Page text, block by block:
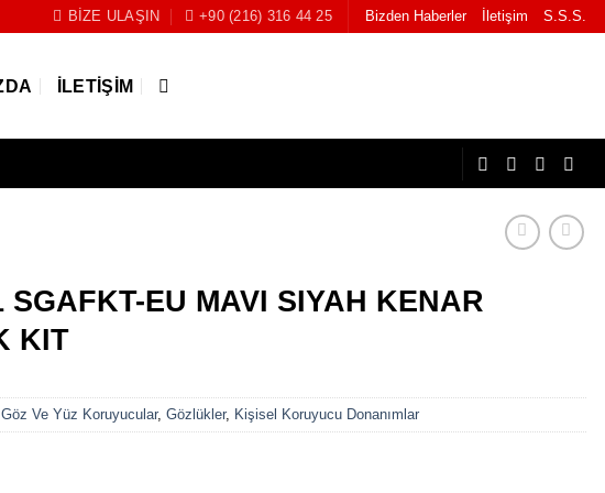
BIZE ULAŞIN +90 (216) 316 44 25 Bizden Haberler İletişim S.S.S.
İLETIŞIM
SGAFKT-EU MAVI SIYAH KENAR
KIT
Göz Ve Yüz Koruyucular,Gözlükler, Kişisel Koruyucu Donanımlar